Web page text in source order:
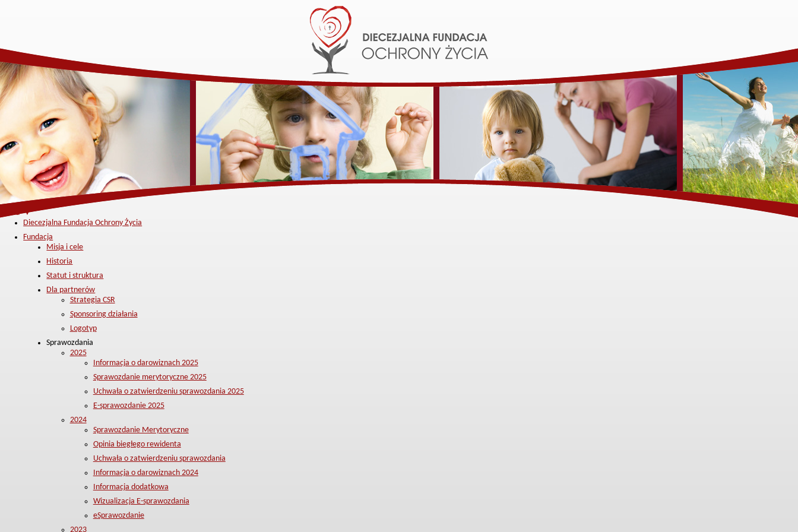
Menu ▼
Diecezjalna Fundacja Ochrony Życia
Fundacja
Misja i cele
Historia
Statut i struktura
Dla partnerów
Strategia CSR
Sponsoring działania
Logotyp
Sprawozdania
2025
Informacja o darowiznach 2025
Sprawozdanie merytoryczne 2025
Uchwała o zatwierdzeniu sprawozdania 2025
E-sprawozdanie 2025
2024
Sprawozdanie Merytoryczne
Opinia biegłego rewidenta
Uchwała o zatwierdzeniu sprawozdania
Informacja o darowiznach 2024
Informacja dodatkowa
Wizualizacja E-sprawozdania
eSprawozdanie
2023